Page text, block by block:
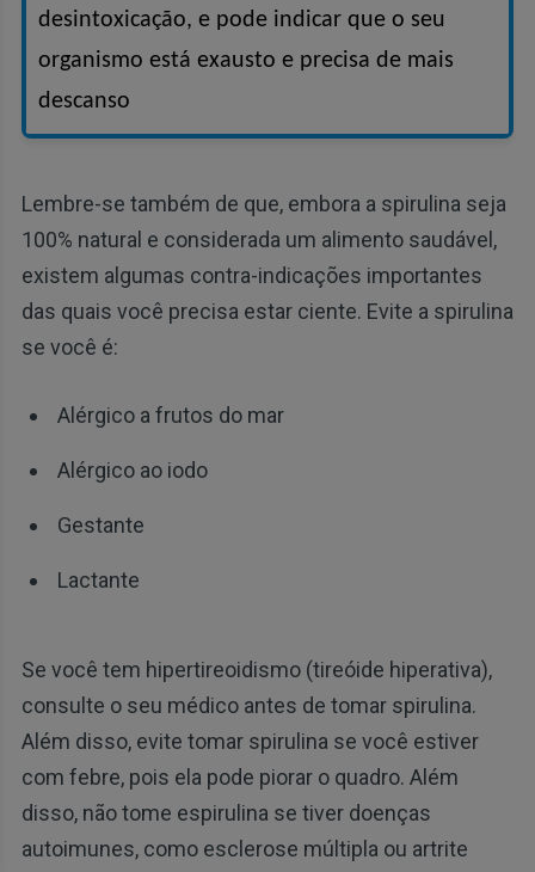
desintoxicação, e pode indicar que o seu
organismo está exausto e precisa de mais
descanso
Lembre-se também de que, embora a spirulina seja
100% natural e considerada um alimento saudável,
existem algumas contra-indicações importantes
das quais você precisa estar ciente. Evite a spirulina
se você é:
Alérgico a frutos do mar
Alérgico ao iodo
Gestante
Lactante
Se você tem hipertireoidismo (tireóide hiperativa),
consulte o seu médico antes de tomar spirulina.
Além disso, evite tomar spirulina se você estiver
com febre, pois ela pode piorar o quadro. Além
disso, não tome espirulina se tiver doenças
autoimunes, como esclerose múltipla ou artrite